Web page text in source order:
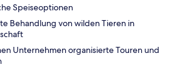
Speiseoptionen
Behandlung von wilden Tieren in
Unternehmen organisierte Touren und